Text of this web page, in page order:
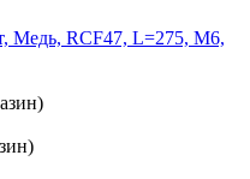
Медь, RCF47, L=275, M6,